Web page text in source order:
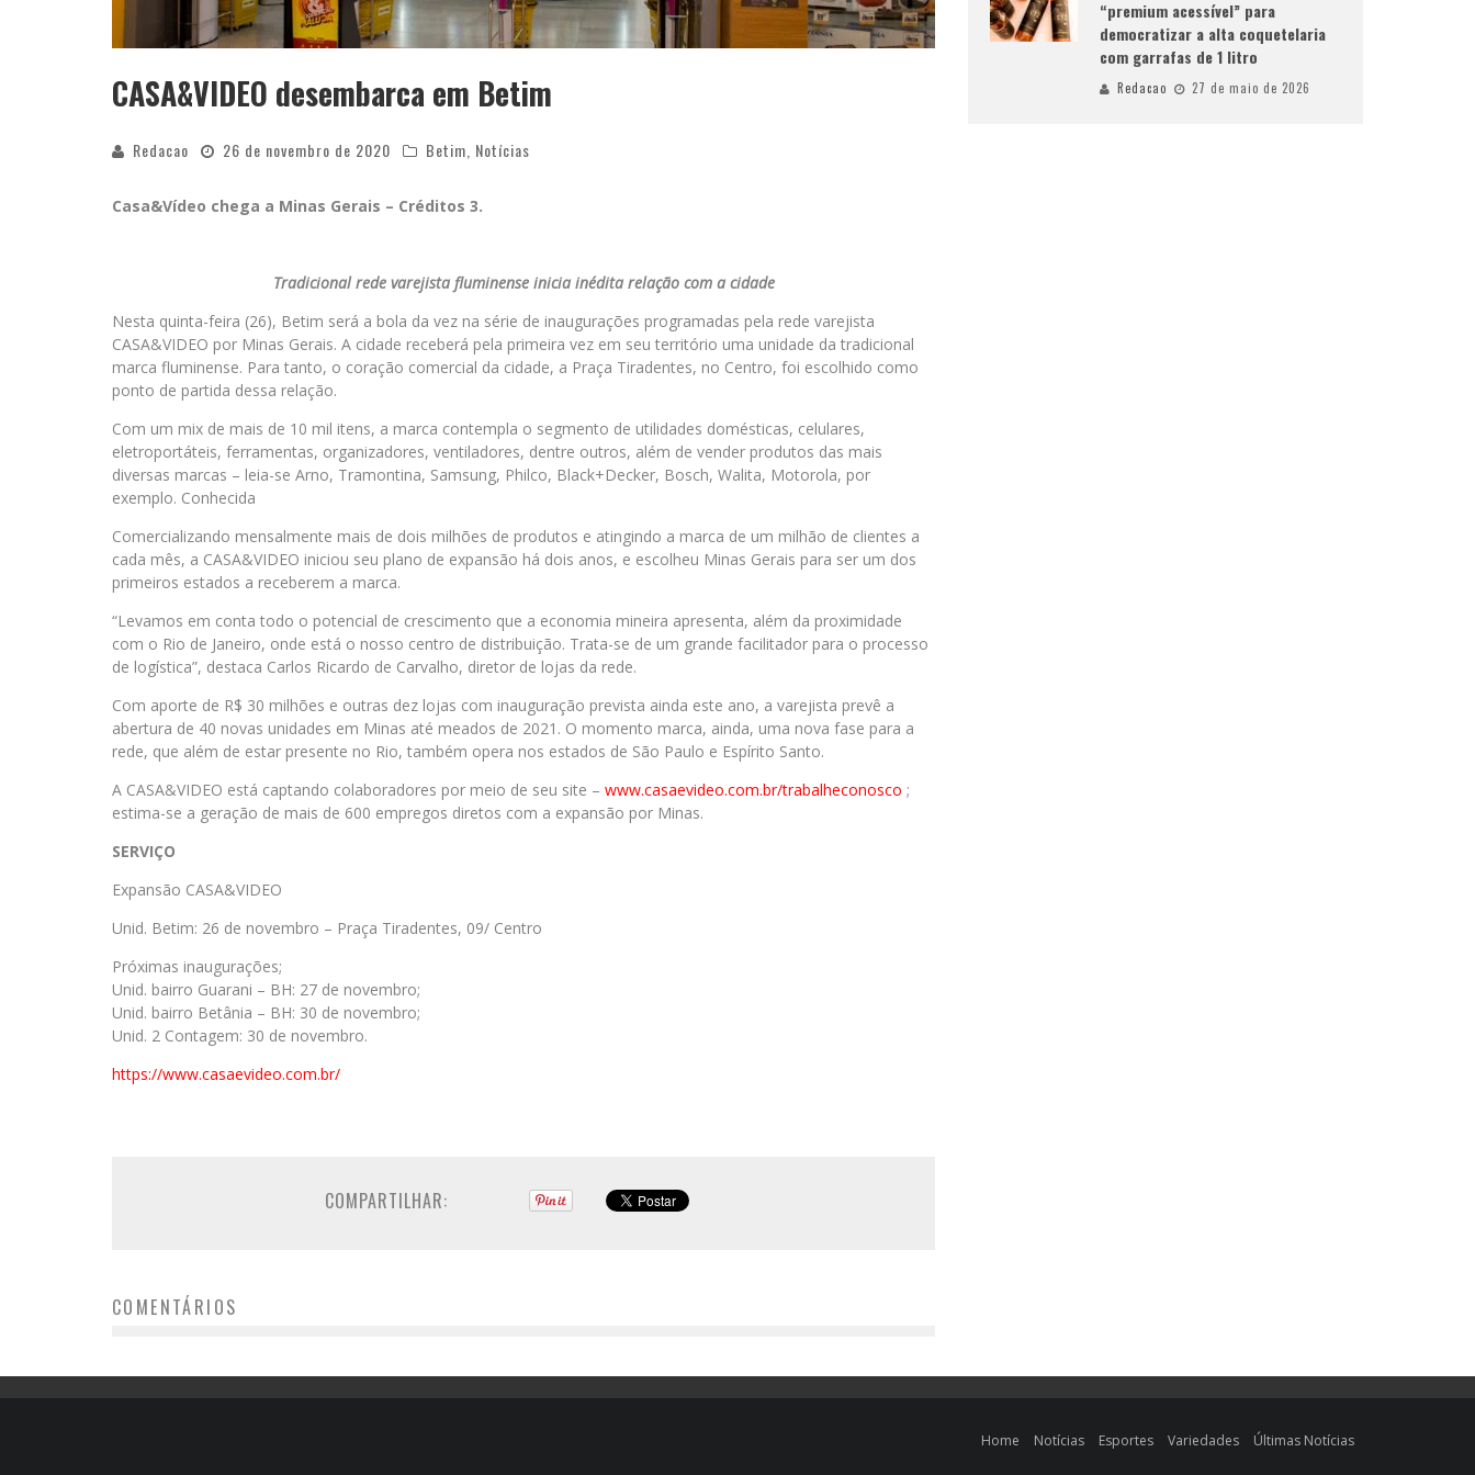
CASA&VIDEO desembarca em Betim
Redacao 26 de novembro de 2020 Betim Notícias
Casa&Vídeo chega a Minas Gerais – Créditos 3.
Tradicional rede varejista fluminense inicia inédita relação com a cidade
Nesta quinta-feira (26), Betim será a bola da vez na série de inaugurações programadas pela rede varejista
CASA&VIDEO por Minas Gerais. A cidade receberá pela primeira vez em seu território uma unidade da tradicional
marca fluminense. Para tanto, o coração comercial da cidade, a Praça Tiradentes, no Centro, foi escolhido como
ponto de partida dessa relação.
Com um mix de mais de 10 mil itens, a marca contempla o segmento de utilidades domésticas, celulares,
eletroportáteis, ferramentas, organizadores, ventiladores, dentre outros, além de vender produtos das mais
diversas marcas – leia-se Arno, Tramontina, Samsung, Philco, Black+Decker, Bosch, Walita, Motorola, por
exemplo. Conhecida
Comercializando mensalmente mais de dois milhões de produtos e atingindo a marca de um milhão de clientes a
cada mês, a CASA&VIDEO iniciou seu plano de expansão há dois anos, e escolheu Minas Gerais para ser um dos
primeiros estados a receberem a marca.
“Levamos em conta todo o potencial de crescimento que a economia mineira apresenta, além da proximidade
com o Rio de Janeiro, onde está o nosso centro de distribuição. Trata-se de um grande facilitador para o processo
de logística”, destaca Carlos Ricardo de Carvalho, diretor de lojas da rede.
Com aporte de R$ 30 milhões e outras dez lojas com inauguração prevista ainda este ano, a varejista prevê a
abertura de 40 novas unidades em Minas até meados de 2021. O momento marca, ainda, uma nova fase para a
rede, que além de estar presente no Rio, também opera nos estados de São Paulo e Espírito Santo.
A CASA&VIDEO está captando colaboradores por meio de seu site – www.casaevideo.com.br/trabalheconosco ;
estima-se a geração de mais de 600 empregos diretos com a expansão por Minas.
SERVIÇO
Expansão CASA&VIDEO
Unid. Betim: 26 de novembro – Praça Tiradentes, 09/ Centro
Próximas inaugurações;
Unid. bairro Guarani – BH: 27 de novembro;
Unid. bairro Betânia – BH: 30 de novembro;
Unid. 2 Contagem: 30 de novembro.
https://www.casaevideo.com.br/
COMPARTILHAR:
COMENTÁRIOS
“premium acessível” para
democratizar a alta coquetelaria
com garrafas de 1 litro
Redacao 27 de maio de 2026
Home Notícias Esportes Variedades Últimas Notícias